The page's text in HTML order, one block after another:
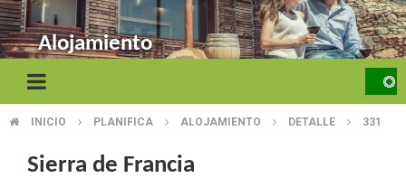
Alojamiento
SOBRESCRIBIR
ENLACES
INICIO PLANIFICA ALOJAMIENTO DETALLE 331
Sierra de Francia